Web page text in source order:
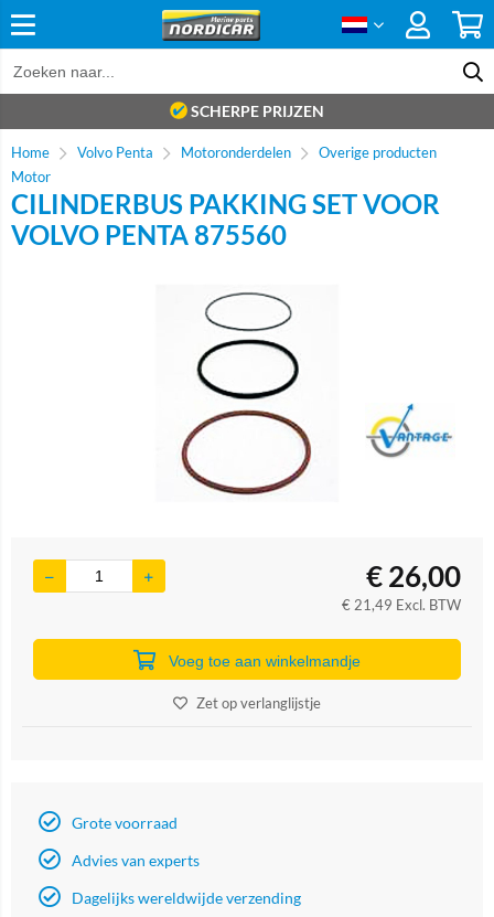
SCHERPE PRIJZEN
Home Volvo Penta Motoronderdelen
Overige producten
Motor
CILINDERBUS PAKKING SET VOOR
VOLVO PENTA 875560
Brand
€26,00
€ 21,49 Excl. BTW
Voeg toe aan winkelmandje
Zet op verlanglijstje
Grote voorraad
Advies van experts
Dagelijks wereldwijde verzending